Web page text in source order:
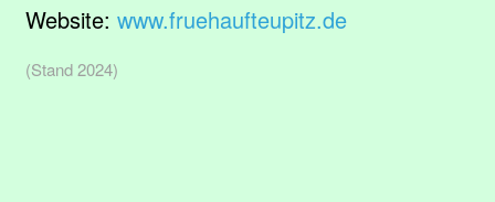
Website: www.fruehaufteupitz.de
(Stand 2024)